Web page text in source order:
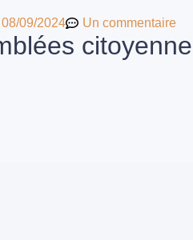
08/09/2024 Un commentaire